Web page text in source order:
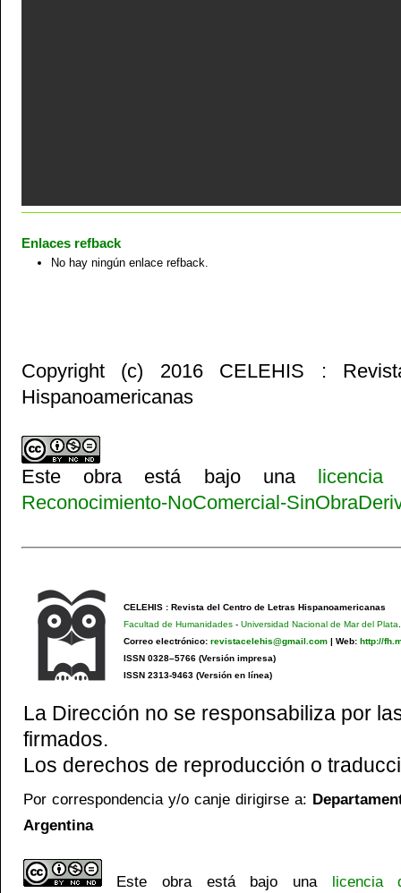
Enlaces refback
No hay ningún enlace refback.
Copyright (c) 2016 CELEHIS :
Hispanoamericanas
Este obra está bajo una
Reconocimiento-NoComercial-
CELEHIS : Revista del Centro de Letras Hispanoamericanas
Facultad de Humanidades- Universidad Nacional de Mar del Plata
Correo electrónico: revistacelehis@gmail.com| Web: http://
ISSN 0328–5766 (Versión impresa)
ISSN 2313-9463 (Versión en línea)
La Dirección no se responsabiliza por
firmados.
Los derechos de reproducción o
Por correspondencia y/o canje dirigirse a:
Argentina
Este obra está bajo una licencia